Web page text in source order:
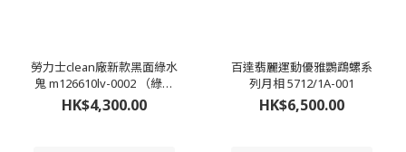
勞力士clean廠新款黑面綠水
鬼 m126610lv-0002 （綠黑
水鬼）
HK$4,300.00
百達翡麗運動優雅鸚鵡螺系
列月相 5712/1A-001
HK$6,500.00